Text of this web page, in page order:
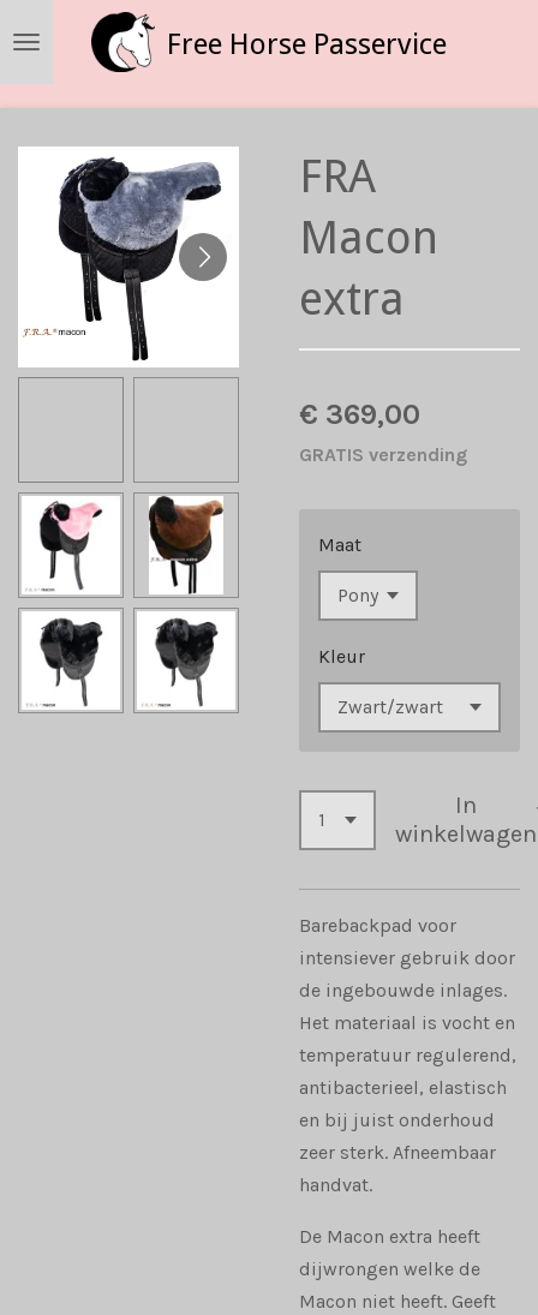
hoofdinhoud
Free Horse Passervice
FRA
Macon
extra
€ 369,00
GRATIS verzending
Maat
Kleur
In
winkelwagen
Barebackpad voor
intensiever gebruik door
de ingebouwde inlages.
Het materiaal is vocht en
temperatuur regulerend,
antibacterieel, elastisch
en bij juist onderhoud
zeer sterk. Afneembaar
handvat.
De Macon extra heeft
dijwrongen welke de
Macon niet heeft. Geeft